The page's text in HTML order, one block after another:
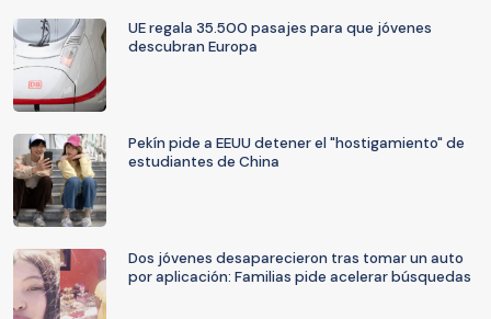
UE regala 35.500 pasajes para que jóvenes
descubran Europa
Pekín pide a EEUU detener el "hostigamiento" de
estudiantes de China
Dos jóvenes desaparecieron tras tomar un auto
por aplicación: Familias pide acelerar búsquedas